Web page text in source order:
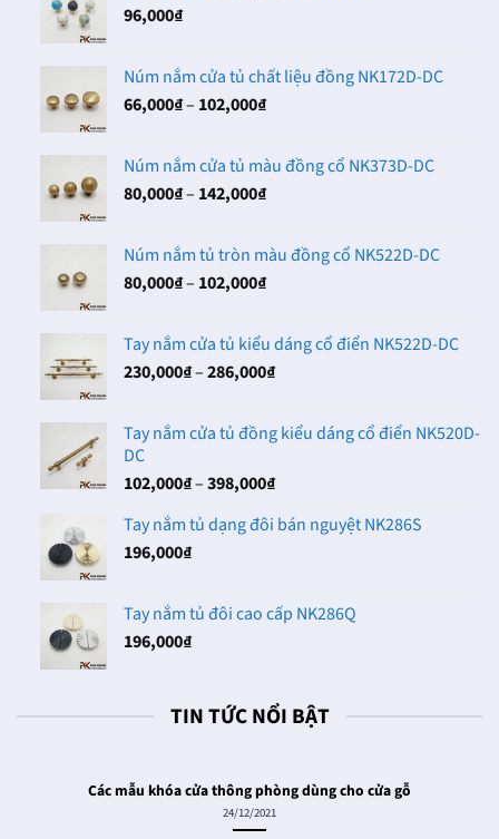
96,000₫
Núm nắm cửa tủ chất liệu đồng NK172D-DC
66,000₫– 102,000₫Khoảng
66,000₫
đến
Núm nắm cửa tủ màu đồng cổ NK373D-DC
80,000₫– 142,000₫Khoảng
80,000₫
đến
Núm nắm tủ tròn màu đồng cổ NK522D-DC
80,000₫– 102,000₫Khoảng
80,000₫
đến
Tay nắm cửa tủ kiểu dáng cổ điển NK522D-DC
230,000₫–286,000₫Khoảng
230,000₫
286,000₫
Tay nắm cửa tủ đồng kiểu dáng cổ điển NK520D-
DC
102,000₫–398,000₫Khoảng
từ
398,000₫
Tay nắm tủ dạng đôi bán nguyệt NK286S
196,000₫
Tay nắm tủ đôi cao cấp NK286Q
196,000₫
TIN TỨC NỔI BẬT
Các mẫu khóa cửa thông phòng dùng cho cửa gỗ
24/12/2021